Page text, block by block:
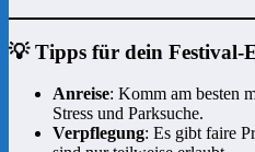
💡 Tipps für dein Festival-
Anreise: Komm am besten
Stress und Parksuche.
Verpflegung: Es gibt faire